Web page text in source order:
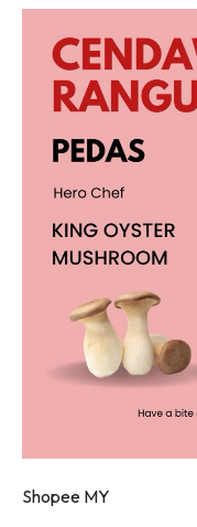
Shopee MY